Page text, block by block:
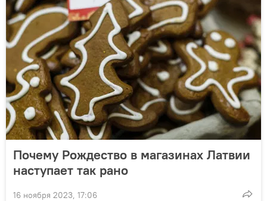
Почему Рождество в магазинах Латвии
наступает так рано
16 ноября 2023, 17:06